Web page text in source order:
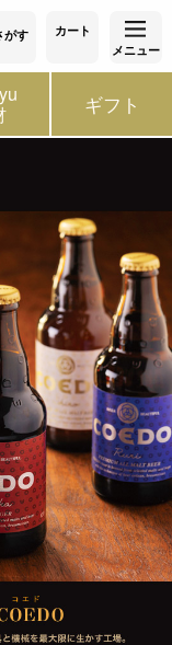
がす
カート
メニュー
ギフト